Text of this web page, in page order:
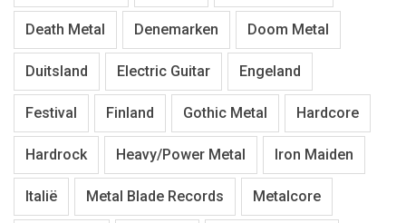
Death Metal Denemarken Doom Metal
Duitsland Electric Guitar Engeland
Festival Finland Gothic Metal Hardcore
Hardrock Heavy/Power Metal Iron Maiden
Italië Metal Blade Records Metalcore